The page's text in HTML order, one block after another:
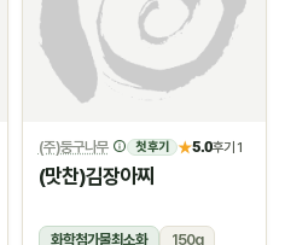
(주)둥구나무 첫 후기 ★5.0후기 1
(맛찬)김장아찌
화학첨가물최소화
150g